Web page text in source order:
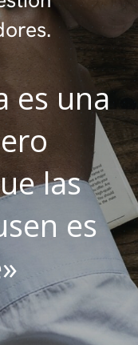
es una
las
es